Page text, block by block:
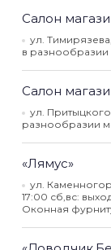
Салон
ул.
в разнообразии
Салон
ул. Притыцкого,
разнообразии
«Лямус»
ул.
17:00 сб,вс:
Оконная